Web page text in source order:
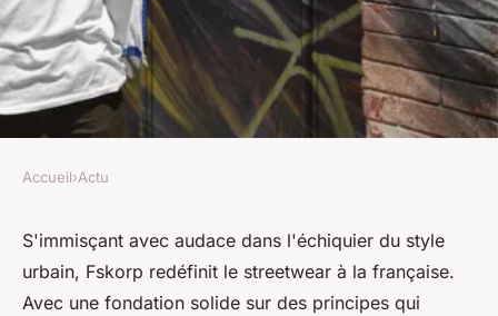
Fskorp, le nouveau visage du
streetwear français
Accueil›Actu
S'immisçant avec audace dans l'échiquier du style
urbain, Fskorp redéfinit le streetwear à la française.
Avec une fondation solide sur des principes qui